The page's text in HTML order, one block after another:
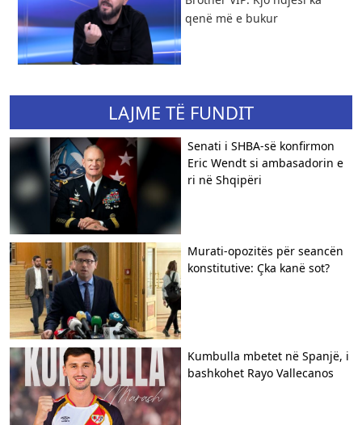
qenë më e bukur
LAJME TË FUNDIT
Senati i SHBA-së konfirmon
Eric Wendt si ambasadorin e
ri në Shqipëri
​Murati-opozitës për seancën
konstitutive: Çka kanë sot?
Kumbulla mbetet në Spanjë, i
bashkohet Rayo Vallecanos